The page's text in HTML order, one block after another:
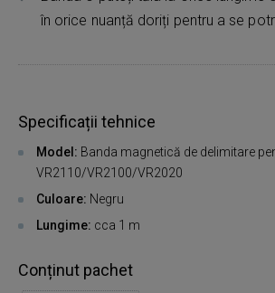
în orice nuanță doriți pentru a se
Specificații tehnice
Model: Banda magnetică de delimitare
VR2110/VR2100/VR2020
Culoare: Negru
Lungime: cca 1 m
Conținut pachet